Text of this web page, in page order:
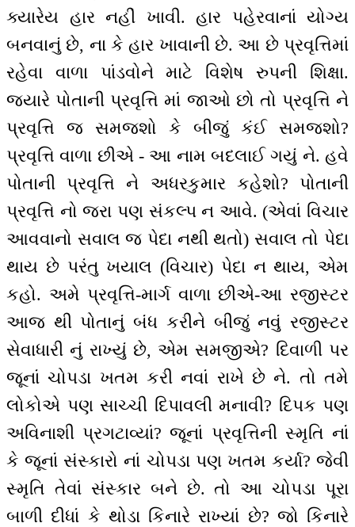
ક્યારેય હાર નહીં ખાવી. હાર પહેરવાનાં યોગ્ય
બનવાનું છે, ના કે હાર ખાવાની છે. આ છે પ્રવૃત્તિમાં
રહેવા વાળા પાંડવોને માટે વિશેષ રુપની શિક્ષા.
જ્યારે પોતાની પ્રવૃત્તિ માં જાઓ છો તો પ્રવૃત્તિ ને
પ્રવૃત્તિ જ સમજશો કે બીજું કંઈ સમજશો?
પ્રવૃત્તિ વાળા છીએ - આ નામ બદલાઈ ગયું ને. હવે
પોતાની પ્રવૃત્તિ ને અધરકુમાર કહેશો? પોતાની
પ્રવૃત્તિ નો જરા પણ સંકલ્પ ન આવે. (એવાં વિચાર
આવવાનો સવાલ જ પેદા નથી થતો) સવાલ તો પેદા
થાય છે પરંતુ ખયાલ (વિચાર) પેદા ન થાય, એમ
કહો. અમે પ્રવૃત્તિ-માર્ગ વાળા છીએ-આ રજીસ્ટર
આજ થી પોતાનું બંધ કરીને બીજું નવું રજીસ્ટર
સેવાધારી નું રાખ્યું છે, એમ સમજીએ? દિવાળી પર
જૂનાં ચોપડા ખતમ કરી નવાં રાખે છે ને. તો તમે
લોકોએ પણ સાચ્ચી દિપાવલી મનાવી? દિપક પણ
અવિનાશી પ્રગટાવ્યાં? જૂનાં પ્રવૃત્તિની સ્મૃતિ નાં
કે જૂનાં સંસ્કારો નાં ચોપડા પણ ખતમ કર્યા? જેવી
સ્મૃતિ તેવાં સંસ્કાર બને છે. તો આ ચોપડા પૂરા
બાળી દીધાં કે થોડા કિનારે રાખ્યાં છે? જો કિનારે